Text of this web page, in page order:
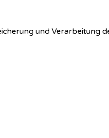
und Verarbeitung